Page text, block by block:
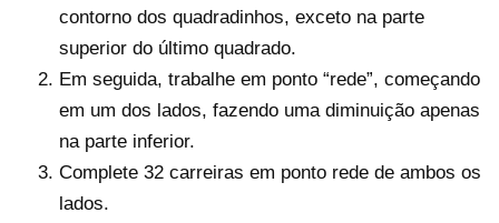
contorno dos quadradinhos, exceto na parte
superior do último quadrado.
Em seguida, trabalhe em ponto “rede”, começando
em um dos lados, fazendo uma diminuição apenas
na parte inferior.
Complete 32 carreiras em ponto rede de ambos os
lados.